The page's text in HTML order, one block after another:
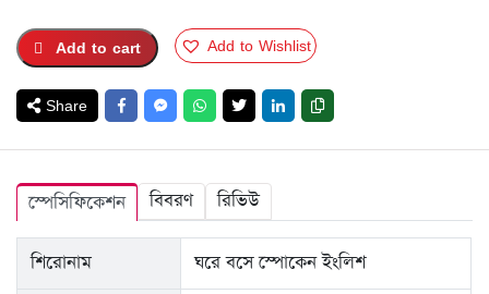
TK.300.TK.225.
Add to cart Add to Wishlist
Share
স্পেসিফিকেশন বিবরণ রিভিউ
শিরোনাম ঘরে বসে স্পোকেন ইংলিশ